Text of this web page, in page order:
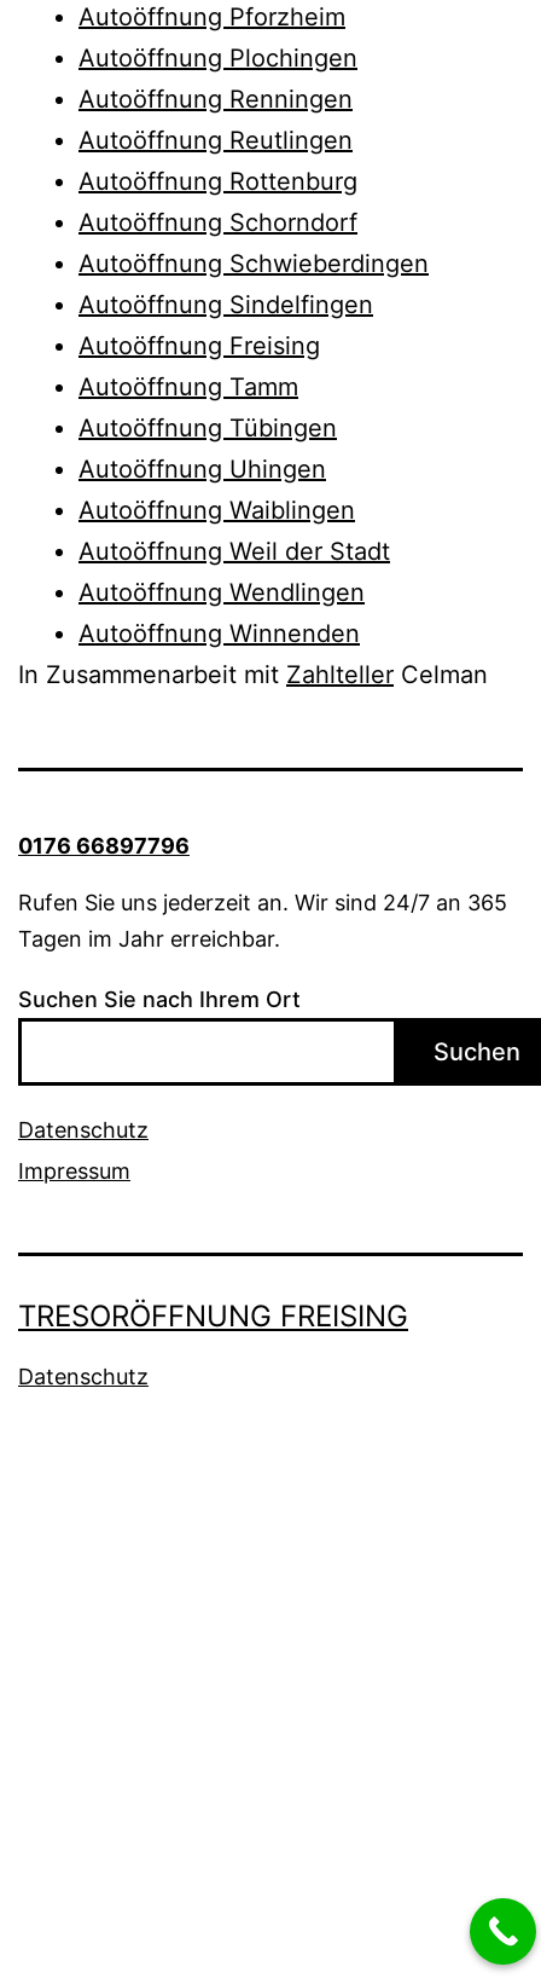
Autoöffnung Pforzheim
Autoöffnung Plochingen
Autoöffnung Renningen
Autoöffnung Reutlingen
Autoöffnung Rottenburg
Autoöffnung Schorndorf
Autoöffnung Schwieberdingen
Autoöffnung Sindelfingen
Autoöffnung Freising
Autoöffnung Tamm
Autoöffnung Tübingen
Autoöffnung Uhingen
Autoöffnung Waiblingen
Autoöffnung Weil der Stadt
Autoöffnung Wendlingen
Autoöffnung Winnenden
In Zusammenarbeit mit Zahlteller Celman
0176 66897796
Rufen Sie uns jederzeit an. Wir sind 24/7 an 365
Tagen im Jahr erreichbar.
Suchen Sie nach Ihrem Ort
Suchen
Datenschutz
Impressum
TRESORÖFFNUNG FREISING
Datenschutz